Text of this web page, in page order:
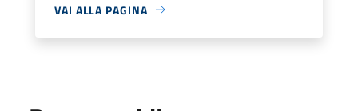
VAI ALLA PAGINA